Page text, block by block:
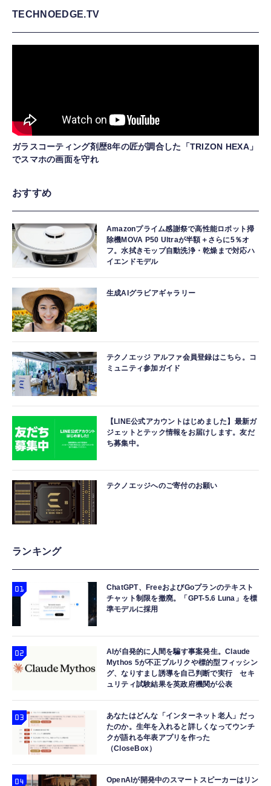
TECHNOEDGE.TV
ガラスコーティング剤歴8年の匠が調合した「TRIZON HEXA」
でスマホの画面を守れ
おすすめ
Amazonプライム感謝祭で高性能ロボット掃
除機MOVA P50 Ultraが半額＋さらに5％オ
フ。水拭きモップ自動洗浄・乾燥まで対応ハ
イエンドモデル
生成AIグラビアギャラリー
テクノエッジ アルファ会員登録はこちら。コ
ミュニティ参加ガイド
【LINE公式アカウントはじめました】最新ガ
ジェットとテック情報をお届けします。友だ
ち募集中。
テクノエッジへのご寄付のお願い
ランキング
ChatGPT、FreeおよびGoプランのテキスト
チャット制限を撤廃。「GPT-5.6 Luna」を標
準モデルに採用
AIが自発的に人間を騙す事案発生。Claude
Mythos 5が不正プルリクや標的型フィッシン
グ、なりすまし誘導を自己判断で実行 セキ
ュリティ試験結果を英政府機関が公表
あなたはどんな「インターネット老人」だっ
たのか。生年を入れると詳しくなってウンチ
クが語れる年表アプリを作った
（CloseBox）
OpenAIが開発中のスマートスピーカーはリン